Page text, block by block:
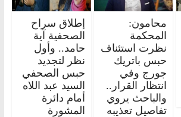
محامون:
المحكمة
نظرت استئناف
حبس باتريك
جورج وفي
انتظار القرار..
والباحث يروي
تفاصيل تعذيبه
إطلاق سراح
الصحفية آية
حامد.. وأول
نظر لتجديد
حبس الصحفي
السيد عبد اللاه
أمام دائرة
المشورة